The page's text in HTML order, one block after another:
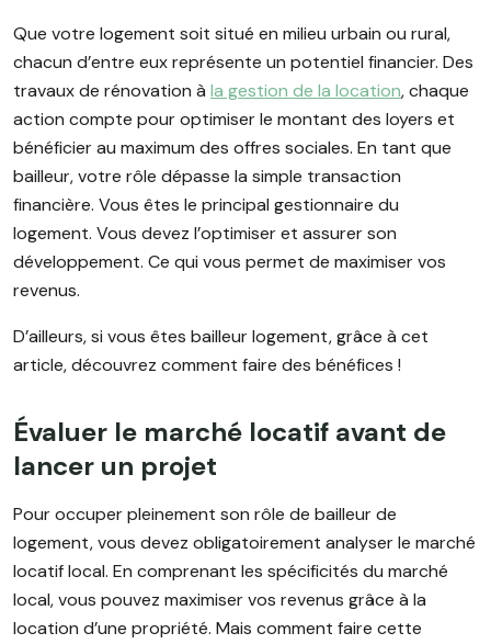
Que votre logement soit situé en milieu urbain ou rural,
chacun d’entre eux représente un potentiel financier. Des
travaux de rénovation à la gestion de la location, chaque
action compte pour optimiser le montant des loyers et
bénéficier au maximum des offres sociales. En tant que
bailleur, votre rôle dépasse la simple transaction
financière. Vous êtes le principal gestionnaire du
logement. Vous devez l’optimiser et assurer son
développement. Ce qui vous permet de maximiser vos
revenus.
D’ailleurs, si vous êtes bailleur logement, grâce à cet
article, découvrez comment faire des bénéfices !
Évaluer le marché locatif avant de
lancer un projet
Pour occuper pleinement son rôle de bailleur de
logement, vous devez obligatoirement analyser le marché
locatif local. En comprenant les spécificités du marché
local, vous pouvez maximiser vos revenus grâce à la
location d’une propriété. Mais comment faire cette